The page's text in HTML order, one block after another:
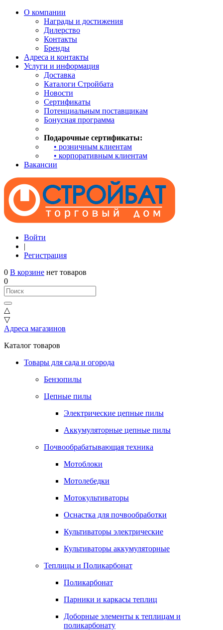
О компании
Награды и достижения
Дилерство
Контакты
Бренды
Адреса и контакты
Услуги и информация
Доставка
Каталоги Стройбата
Новости
Сертификаты
Потенциальным поставщикам
Бонусная программа
Подарочные сертификаты:
• розничным клиентам
• корпоративным клиентам
Вакансии
Войти
|
Регистрация
0 В корзине нет товаров
0
△
▽
Адреса магазинов
Каталог товаров
Товары для сада и огорода
Бензопилы
Цепные пилы
Электрические цепные пилы
Аккумуляторные цепные пилы
Почвообрабатывающая техника
Мотоблоки
Мотолебедки
Мотокультиваторы
Оснастка для почвообработки
Культиваторы электрические
Культиваторы аккумуляторные
Теплицы и Поликарбонат
Поликарбонат
Парники и каркасы теплиц
Доборные элементы к теплицам и
поликарбонату